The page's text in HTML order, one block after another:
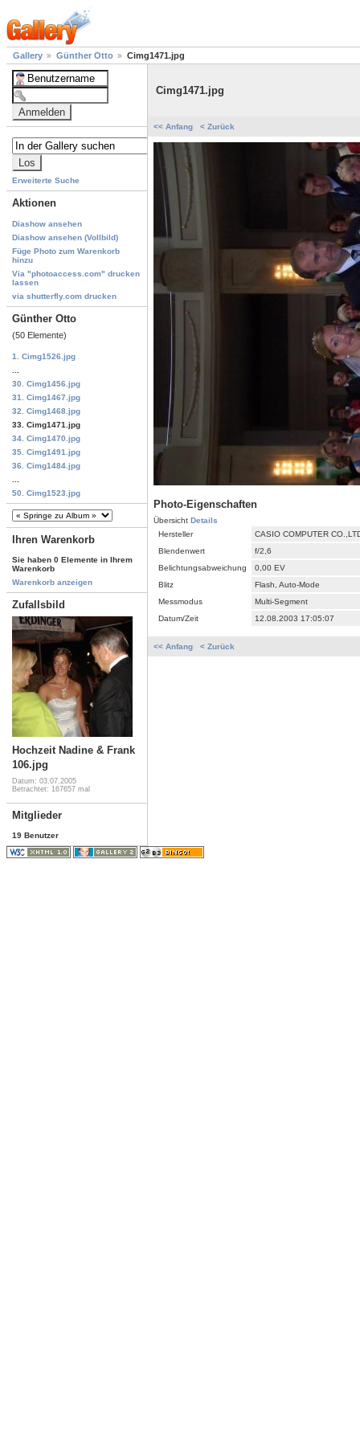
Gallery Günther Otto Cimg1471.jpg
Erweiterte Suche
Aktionen
Diashow ansehen
Diashow ansehen (Vollbild)
Füge Photo zum Warenkorb
hinzu
Via "photoaccess.com" drucken
lassen
via shutterfly.com drucken
Günther Otto
(50 Elemente)
1. Cimg1526.jpg
30. Cimg1456.jpg
31. Cimg1467.jpg
32. Cimg1468.jpg
33. Cimg1471.jpg
34. Cimg1470.jpg
35. Cimg1491.jpg
36. Cimg1484.jpg
50. Cimg1523.jpg
Ihren Warenkorb
Sie haben 0 Elemente in Ihrem
Warenkorb
Warenkorb anzeigen
Zufallsbild
Hochzeit Nadine & Frank
106.jpg
Datum: 03.07.2005
Betrachtet: 167657 mal
Mitglieder
19 Benutzer
Cimg1471.jpg
<< Anfang < Zurück
Photo-Eigenschaften
Übersicht Details
Hersteller
CASIO COMPUTER
Blendenwert
f/2,6
Belichtungsabweichung
0,00 EV
Blitz
Flash, Auto-Mode
Messmodus
Multi-Segment
Datum/Zeit
12.08.2003 17:05:07
<< Anfang < Zurück